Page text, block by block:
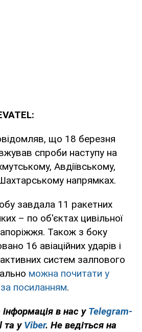
що 18 березня
спроби наступу на
Авдіївському,
напрямках.
завдала 11 ракетних
– по об'єктах цивільної
Також з боку
16 авіаційних ударів і
систем залпового
можна почитати у
посиланням.
інформація в нас у Telegram-
та у Viber. Не ведіться на